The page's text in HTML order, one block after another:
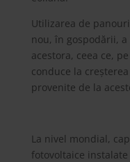
Utilizarea de
nou, în gospodării,
acestora, ceea ce,
conduce la
provenite de la
La nivel mondial,
fotovoltaice instalate